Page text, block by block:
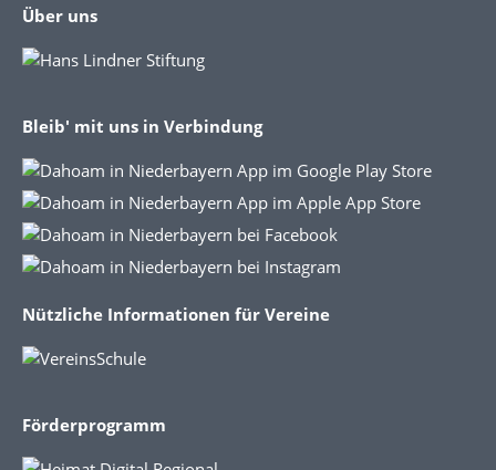
Über uns
Bleib' mit uns in Verbindung
Nützliche Informationen für Vereine
Förderprogramm